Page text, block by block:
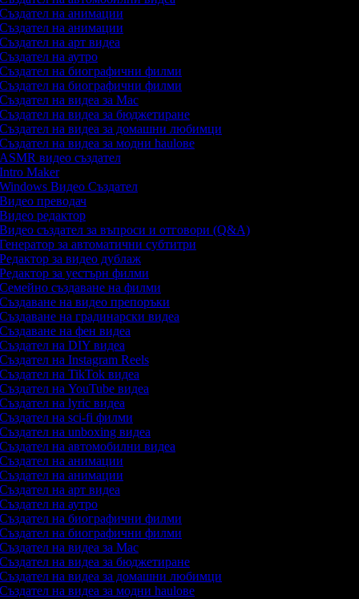
на анимации
на анимации
на арт видеа
на аутро
на биографични филми
на биографични филми
на видеа за Mac
на видеа за бюджетиране
на видеа за домашни любимци
на видеа за модни haulове
видео създател
Maker
Видео Създател
преводач
редактор
създател за въпроси и отговори (Q&A)
за автоматични субтитри
за видео дублаж
за уестърн филми
създаване на филми
на видео препоръки
на градинарски видеа
на фен видеа
на DIY видеа
на Instagram Reels
на TikTok видеа
на YouTube видеа
на lyric видеа
на sci-fi филми
на unboxing видеа
на автомобилни видеа
на анимации
на анимации
на арт видеа
на аутро
на биографични филми
на биографични филми
на видеа за Mac
на видеа за бюджетиране
на видеа за домашни любимци
на видеа за модни haulове